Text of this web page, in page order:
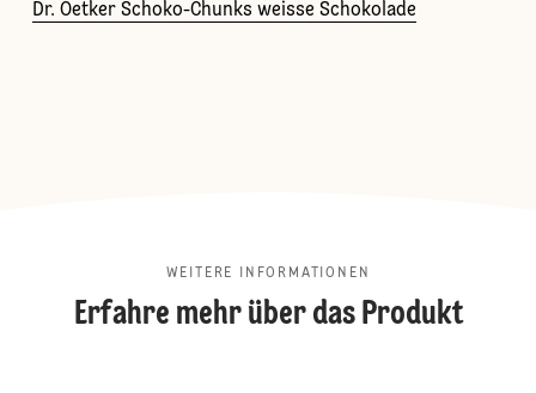
Dr. Oetker Schoko-Chunks weisse Schokolade
WEITERE INFORMATIONEN
Erfahre mehr über das Produkt